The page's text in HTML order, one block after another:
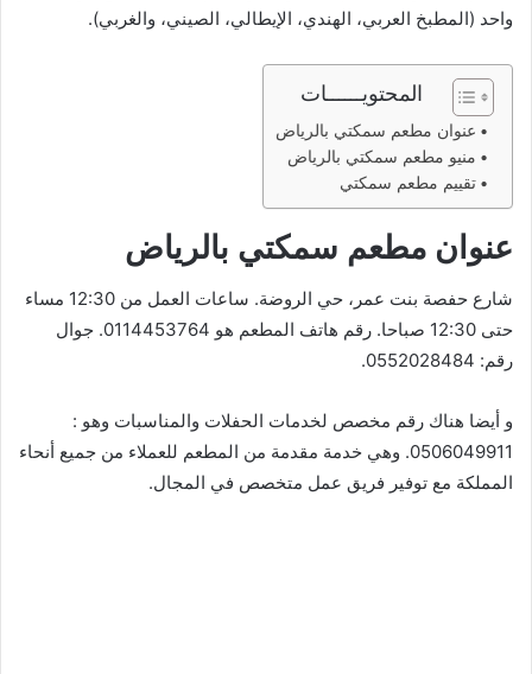
واحد (المطبخ العربي، الهندي، الإيطالي، الصيني، والغربي).
المحتويــــــات
عنوان مطعم سمكتي بالرياض
منيو مطعم سمكتي بالرياض
تقييم مطعم سمكتي
عنوان مطعم سمكتي بالرياض
شارع حفصة بنت عمر، حي الروضة. ساعات العمل من 12:30 مساء
حتى 12:30 صباحا. رقم هاتف المطعم هو 0114453764. جوال
رقم: 0552028484.
و أيضا هناك رقم مخصص لخدمات الحفلات والمناسبات وهو :
0506049911. وهي خدمة مقدمة من المطعم للعملاء من جميع أنحاء
المملكة مع توفير فريق عمل متخصص في المجال.